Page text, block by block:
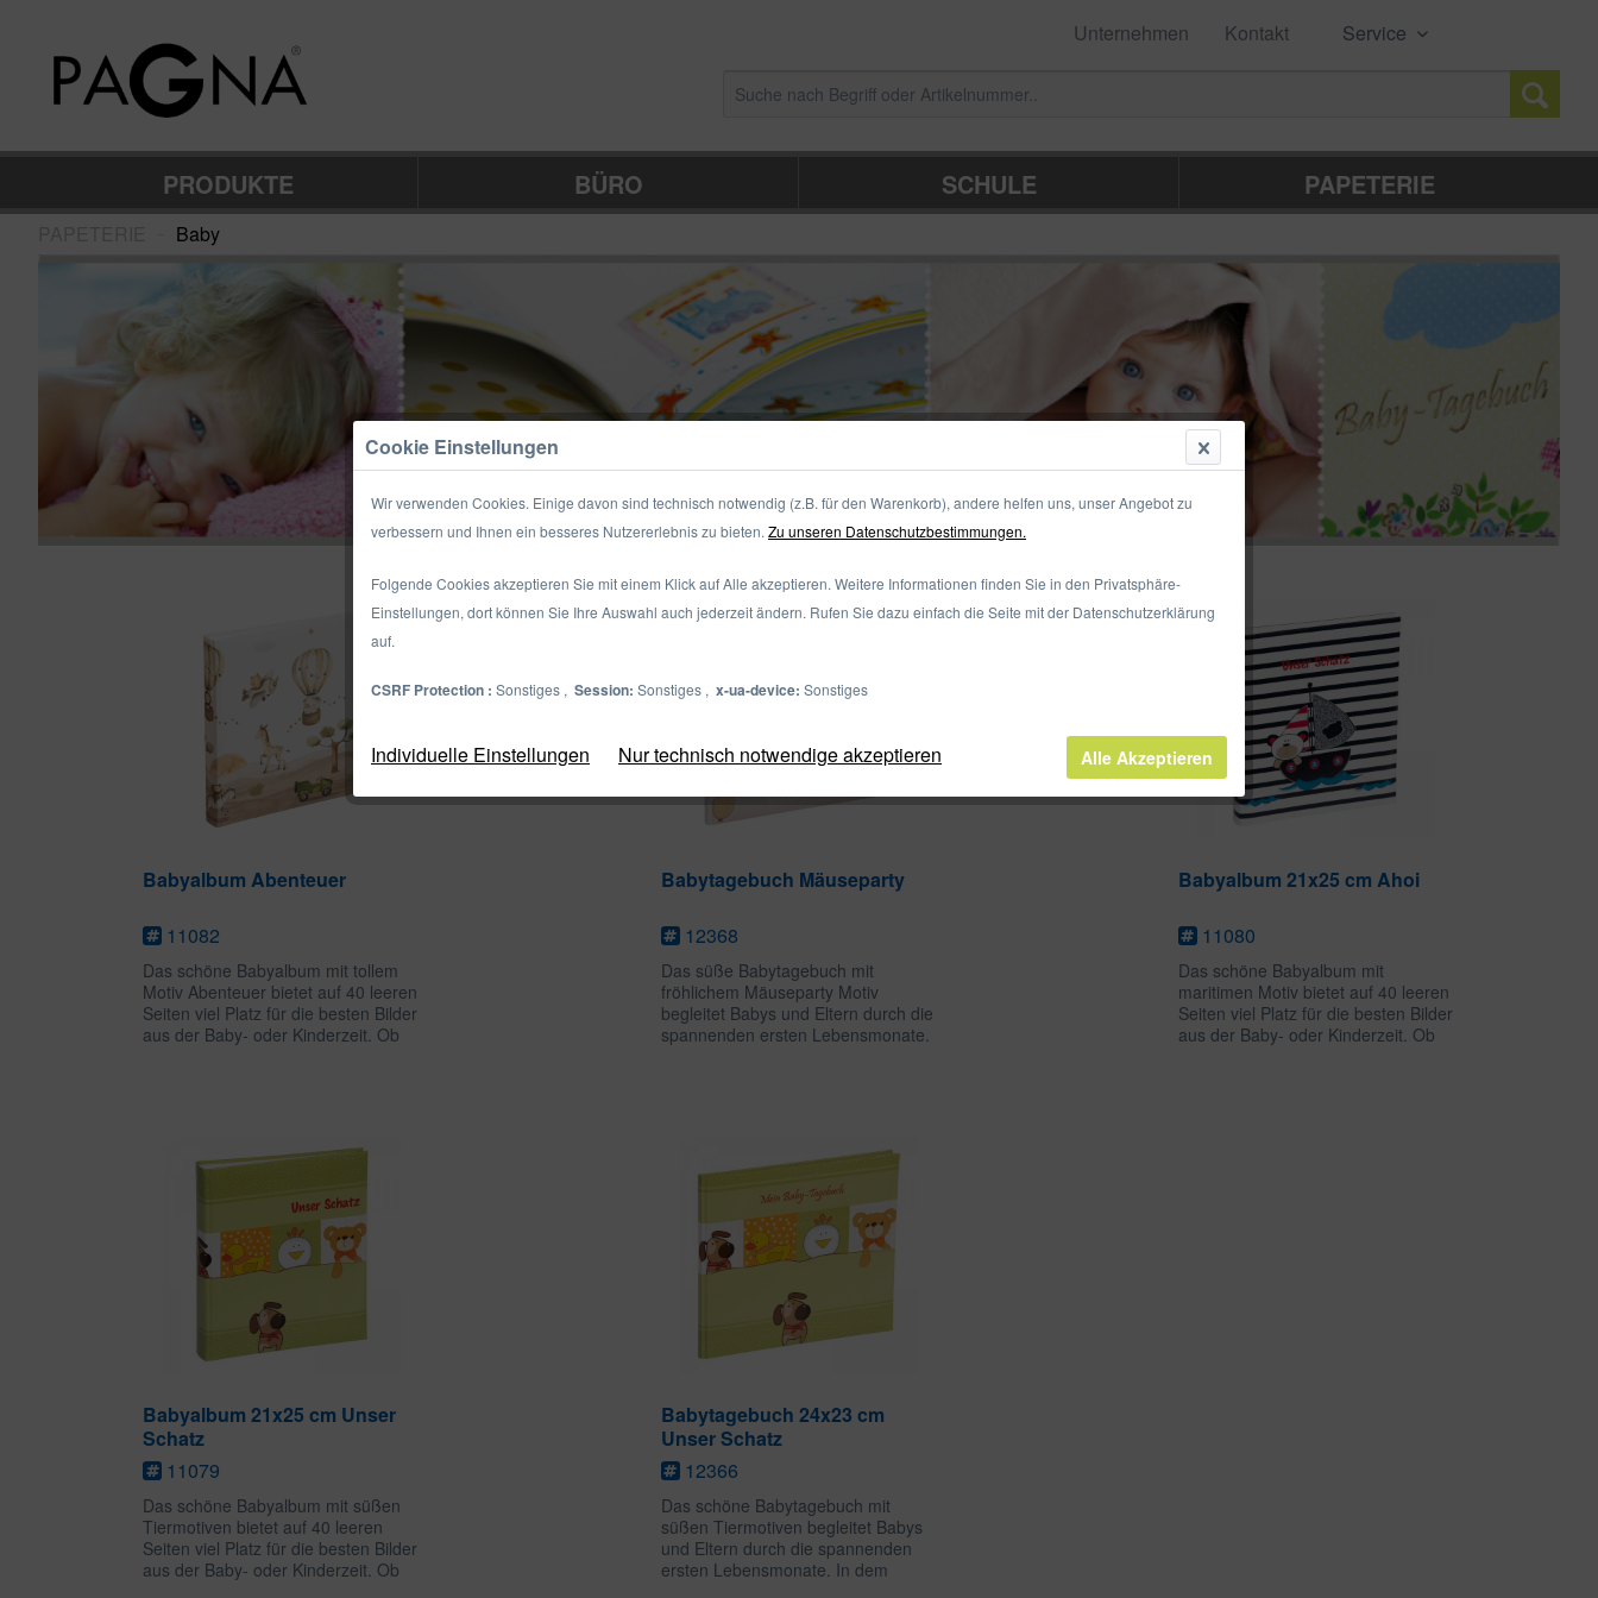
Unternehmen Kontakt Service
PRODUKTE BÜRO SCHULE PAPETERIE
Baby
Babyalbum Abenteuer
11082
Das schöne Babyalbum mit tollem
Motiv Abenteuer bietet auf 40 leeren
Seiten viel Platz für die besten Bilder
aus der Baby- oder Kinderzeit. Ob
Babytagebuch Mäuseparty
12368
Das süße Babytagebuch mit
fröhlichem Mäuseparty Motiv
begleitet Babys und Eltern durch die
spannenden ersten Lebensmonate.
Babyalbum 21x25 cm Ahoi
11080
Das schöne Babyalbum mit
maritimen Motiv bietet auf 40 leeren
Seiten viel Platz für die besten Bilder
aus der Baby- oder Kinderzeit. Ob
Babyalbum 21x25 cm Unser
Schatz
11079
Das schöne Babyalbum mit süßen
Tiermotiven bietet auf 40 leeren
Seiten viel Platz für die besten Bilder
aus der Baby- oder Kinderzeit. Ob
Babytagebuch 24x23 cm
Unser Schatz
12366
Das schöne Babytagebuch mit
süßen Tiermotiven begleitet Babys
und Eltern durch die spannenden
ersten Lebensmonate. In dem
Cookie Einstellungen
Wir verwenden Cookies. Einige davon sind technisch notwendig (z.B. für den Warenkorb), andere helfen uns, unser Angebot zu
verbessern und Ihnen ein besseres Nutzererlebnis zu bieten. Zu unseren Datenschutzbestimmungen.
Folgende Cookies akzeptieren Sie mit einem Klick auf Alle akzeptieren. Weitere Informationen finden Sie in den Privatsphäre-
Einstellungen, dort können Sie Ihre Auswahl auch jederzeit ändern. Rufen Sie dazu einfach die Seite mit der Datenschutzerklärung
auf.
CSRF Protection : Sonstiges , Session: Sonstiges , x-ua-device: Sonstiges
Individuelle Einstellungen Nur technisch notwendige akzeptieren Alle Akzeptieren